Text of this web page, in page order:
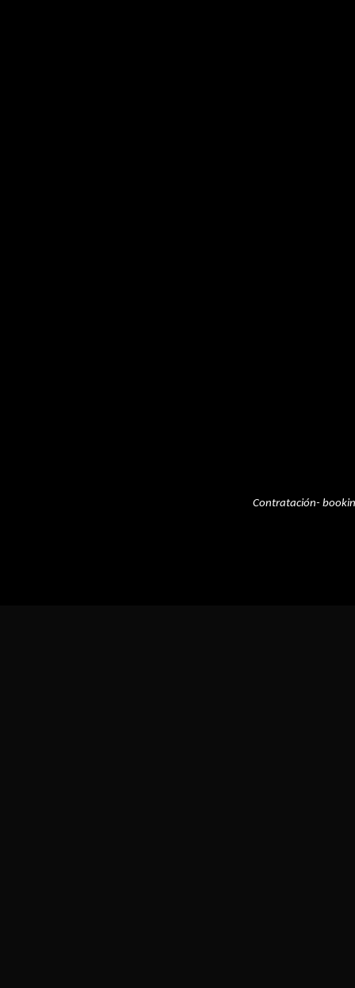
Contratación-